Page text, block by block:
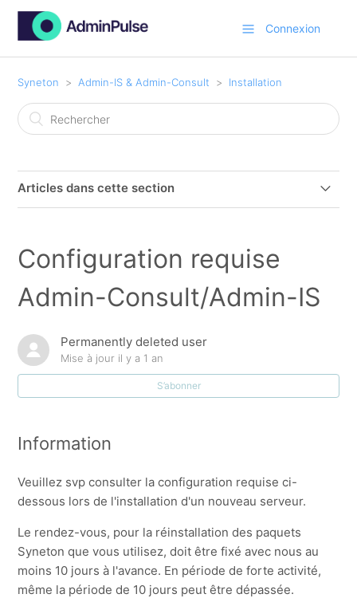
Connexion
Syneton Admin-IS & Admin-Consult Installation
Articles dans cette section
Configuration requise Admin-Consult/Admin-IS
Consult API public: Configure forwarding on IIS
Connexion ODBC perdue apres absence d'ordinateur
Comment faire une mise à jour d'Admin-Consult /
Admin-IS
Procédure CloudBizz
Expiration de votre licence
Configuration requise
Admin-Consult/Admin-IS
Permanently deleted user
Mise à jour il y a 1 an
S’abonner
Information
Veuillez svp consulter la configuration requise ci-
dessous lors de l'installation d'un nouveau serveur.
Le rendez-vous, pour la réinstallation des paquets
Syneton que vous utilisez, doit être fixé avec nous au
moins 10 jours à l'avance. En période de forte activité,
même la période de 10 jours peut être dépassée.